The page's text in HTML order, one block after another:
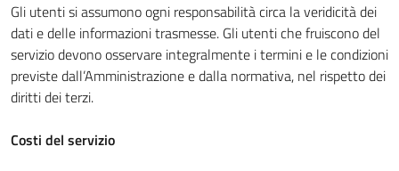
Gli utenti si assumono ogni responsabilità circa la veridicità dei
dati e delle informazioni trasmesse. Gli utenti che fruiscono del
servizio devono osservare integralmente i termini e le condizioni
previste dall’Amministrazione e dalla normativa, nel rispetto dei
diritti dei terzi.
Costi del servizio